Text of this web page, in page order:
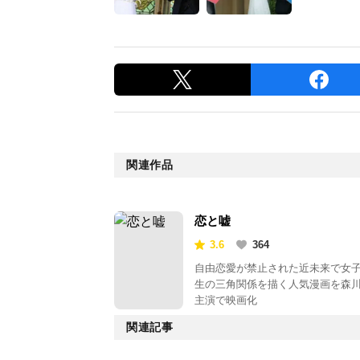
関連作品
恋と嘘
3.6
364
自由恋愛が禁止された近未来で女
生の三角関係を描く人気漫画を森
主演で映画化
関連記事